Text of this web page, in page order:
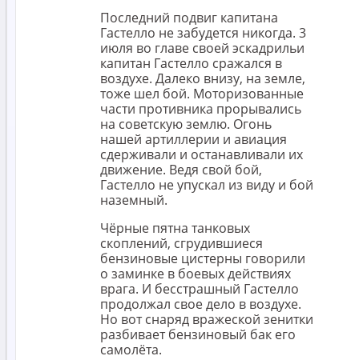
Последний подвиг капитана
Гастелло не забудется никогда. 3
июля во главе своей эскадрильи
капитан Гастелло сражался в
воздухе. Далеко внизу, на земле,
тоже шел бой. Моторизованные
части противника прорывались
на советскую землю. Огонь
нашей артиллерии и авиация
сдерживали и останавливали их
движение. Ведя свой бой,
Гастелло не упускал из виду и бой
наземный.
Чёрные пятна танковых
скоплений, сгрудившиеся
бензиновые цистерны говорили
о заминке в боевых действиях
врага. И бесстрашный Гастелло
продолжал свое дело в воздухе.
Но вот снаряд вражеской зенитки
разбивает бензиновый бак его
самолёта.